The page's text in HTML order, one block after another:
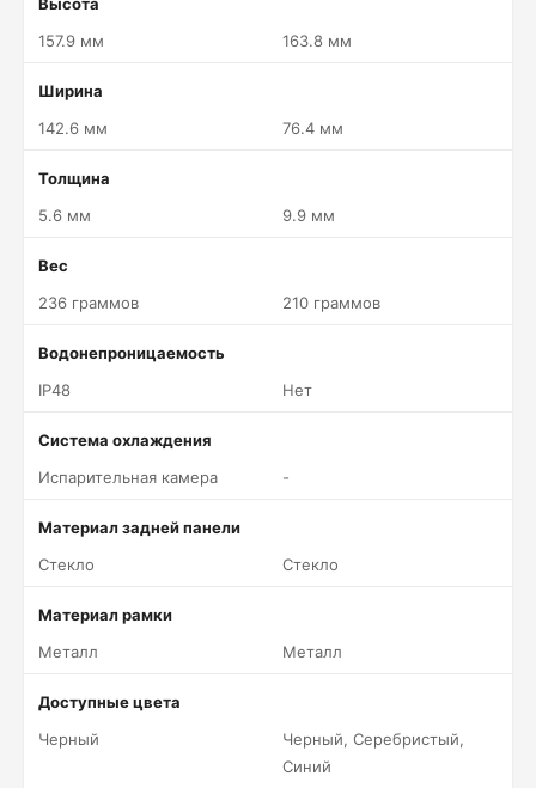
157.9 мм
163.8 мм
Ширина
142.6 мм
76.4 мм
Толщина
5.6 мм
9.9 мм
Вес
236 граммов
210 граммов
Водонепроницаемость
IP48
Нет
Система охлаждения
Испарительная камера
-
Материал задней панели
Стекло
Стекло
Материал рамки
Металл
Металл
Доступные цвета
Черный
Черный, Серебристый,
Синий